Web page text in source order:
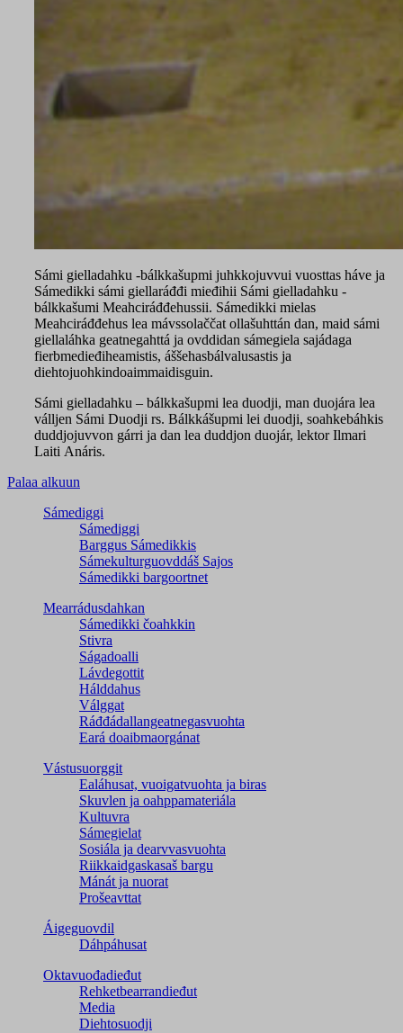
Sámi gielladahku -bálkkašupmi juhkkojuvvui vuosttas háve ja
Sámedikki sámi giellaráđđi mieđihii Sámi gielladahku -
bálkkašumi Meahciráđđehussii. Sámedikki mielas
Meahciráđđehus lea mávssolaččat ollašuhttán dan, maid sámi
giellaláhka geatnegahttá ja ovddidan sámegiela sajádaga
fierbmedieđiheamistis, áššehasbálvalusastis ja
diehtojuohkindoaimmaidisguin.
Sámi gielladahku – bálkkašupmi lea duodji, man duojára lea
válljen Sámi Duodji rs. Bálkkášupmi lei duodji, soahkebáhkis
duddjojuvvon gárri ja dan lea duddjon duojár, lektor Ilmari
Laiti Anáris.
Palaa alkuun
Sámediggi
Sámediggi
Barggus Sámedikkis
Sámekulturguovddáš Sajos
Sámedikki bargoortnet
Mearrádusdahkan
Sámedikki čoahkkin
Stivra
Ságadoalli
Lávdegottit
Hálddahus
Válggat
Ráđđádallangeatnegas­vuohta
Eará doaibmaorgánat
Vástusuorggit
Ealáhusat, vuoigatvuohta ja biras
Skuvlen ja oahppamateriála
Kultuvra
Sámegielat
Sosiála ja dearvvasvuohta
Riikkaidgaskasaš bargu
Mánát ja nuorat
Prošeavttat
Áigeguovdil
Dáhpáhusat
Oktavuođadieđut
Rehketbearrandieđut
Media
Diehtosuodji